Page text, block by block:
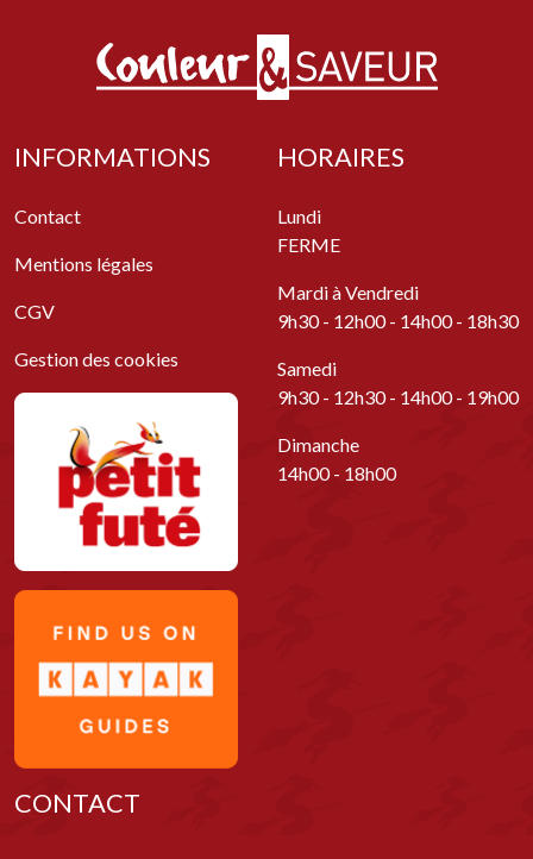
INFORMATIONS
Contact
Mentions légales
CGV
Gestion des cookies
HORAIRES
Lundi
FERME
Mardi à Vendredi
9h30 - 12h00 - 14h00 - 18h30
Samedi
9h30 - 12h30 - 14h00 - 19h00
Dimanche
14h00 - 18h00
CONTACT